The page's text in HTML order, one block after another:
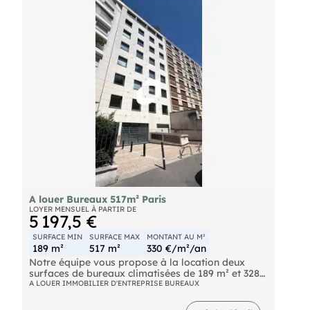
Metro Olympiades (14) Metro Porte d'Ivry (7)
Autoroute Boulevard Périphérique Tramway Porte
A louer Bureaux 517m² Paris
LOYER MENSUEL À PARTIR DE
5 197,5 €
SURFACE MIN
189 m²
SURFACE MAX
517 m²
MONTANT AU M²
330 €/m²/an
Notre équipe vous propose à la location deux
surfaces de bureaux climatisées de 189 m² et 328
m², situées au sein d'un immeuble récent ERP
gare Montparnasse et des principaux axes de
A LOUER IMMOBILIER D'ENTREPRISE BUREAUX